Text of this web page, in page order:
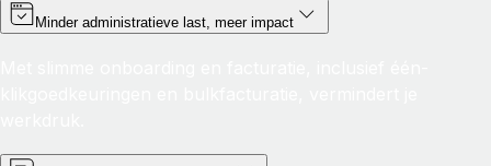
Minder administratieve last, meer impact